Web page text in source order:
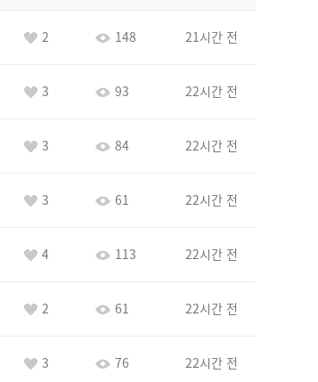
2 148 21시간 전
3 93 22시간 전
3 84 22시간 전
3 61 22시간 전
4 113 22시간 전
2 61 22시간 전
3 76 22시간 전